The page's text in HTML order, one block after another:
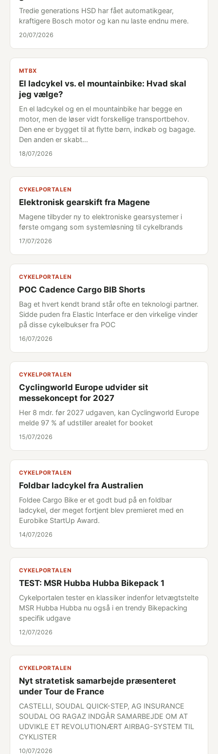
Tredie generations HSD har fået automatikgear,
kraftigere Bosch motor og kan nu laste endnu mere.
20/07/2026
MTBX
El ladcykel vs. el mountainbike: Hvad skal
jeg vælge?
En el ladcykel og en el mountainbike har begge en
motor, men de løser vidt forskellige transportbehov.
Den ene er bygget til at flytte børn, indkøb og bagage.
Den anden er skabt…
18/07/2026
CYKELPORTALEN
Elektronisk gearskift fra Magene
Magene tilbyder ny to elektroniske gearsystemer i
første omgang som systemløsning til cykelbrands
17/07/2026
CYKELPORTALEN
POC Cadence Cargo BIB Shorts
Bag et hvert kendt brand står ofte en teknologi partner.
Sidde puden fra Elastic Interface er den virkelige vinder
på disse cykelbukser fra POC
16/07/2026
CYKELPORTALEN
Cyclingworld Europe udvider sit
messekoncept for 2027
Her 8 mdr. før 2027 udgaven, kan Cyclingworld Europe
melde 97 % af udstiller arealet for booket
15/07/2026
CYKELPORTALEN
Foldbar ladcykel fra Australien
Foldee Cargo Bike er et godt bud på en foldbar
ladcykel, der meget fortjent blev premieret med en
Eurobike StartUp Award.
14/07/2026
CYKELPORTALEN
TEST: MSR Hubba Hubba Bikepack 1
Cykelportalen tester en klassiker indenfor letvægtstelte
MSR Hubba Hubba nu også i en trendy Bikepacking
specifik udgave
12/07/2026
CYKELPORTALEN
Nyt stratetisk samarbejde præsenteret
under Tour de France
CASTELLI, SOUDAL QUICK-STEP, AG INSURANCE
SOUDAL OG RAGAZ INDGÅR SAMARBEJDE OM AT
UDVIKLE ET REVOLUTIONÆRT AIRBAG-SYSTEM TIL
CYKLISTER
10/07/2026